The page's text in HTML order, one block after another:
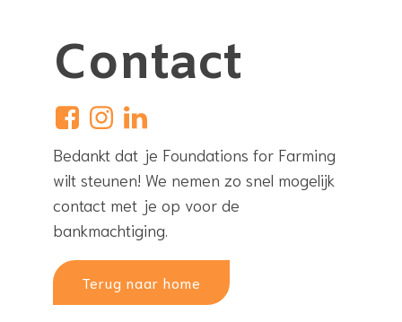
Contact
Bedankt dat je Foundations for Farming
wilt steunen! We nemen zo snel mogelijk
contact met je op voor de
bankmachtiging.
Terug naar home